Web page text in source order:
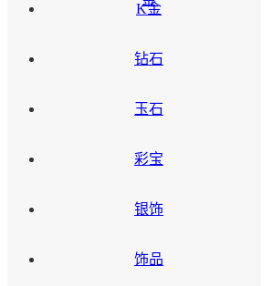
K金
钻石
玉石
彩宝
银饰
饰品